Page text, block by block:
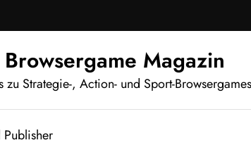
Browsergame Magazin
zu Strategie-, Action- und Sport-Browsergames